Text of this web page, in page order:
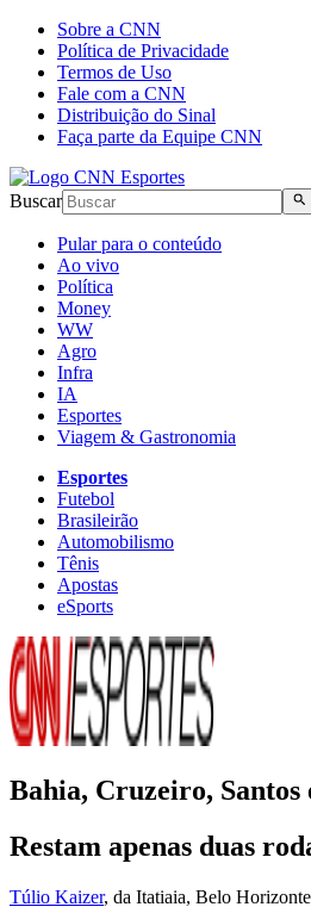
Sobre a CNN
Política de Privacidade
Termos de Uso
Fale com a CNN
Distribuição do Sinal
Faça parte da Equipe CNN
Buscar
Pular para o conteúdo
Ao vivo
Política
Money
WW
Agro
Infra
IA
Esportes
Viagem & Gastronomia
Esportes
Futebol
Brasileirão
Automobilismo
Tênis
Apostas
eSports
Bahia, Cruzeiro,
Restam apenas duas
Túlio Kaizer, da Itatiaia, Belo Horizonte